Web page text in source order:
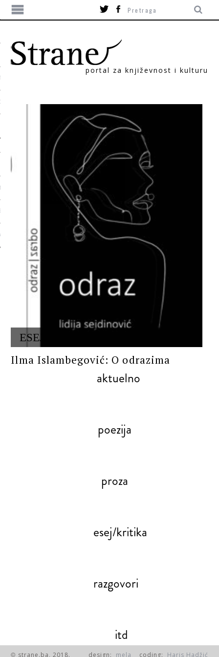
portal za književnost i kulturu
ESEJ/KRITIKA
Ilma Islambegović: O odrazima
aktuelno
poezija
proza
esej/kritika
razgovori
itd
© strane.ba, 2018. design: mela coding: Haris Hadžić